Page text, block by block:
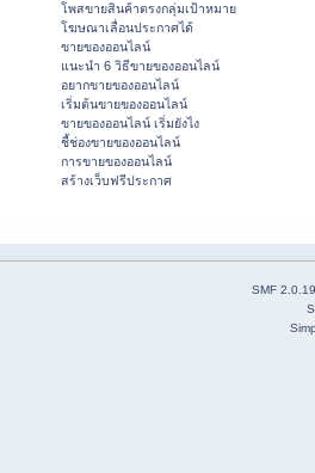
โพสขายสินค้าตรงกลุ่มเป้าหมาย
โฆษณาเลื่อนประกาศได้
ขายของออนไลน์
แนะนำ 6 วิธีขายของออนไลน์
อยากขายของออนไลน์
เริ่มต้นขายของออนไลน์
ขายของออนไลน์ เริ่มยังไง
ชี้ช่องขายของออนไลน์
การขายของออนไลน์
สร้างเว็บฟรีประกาศ
SMF 2.0.19